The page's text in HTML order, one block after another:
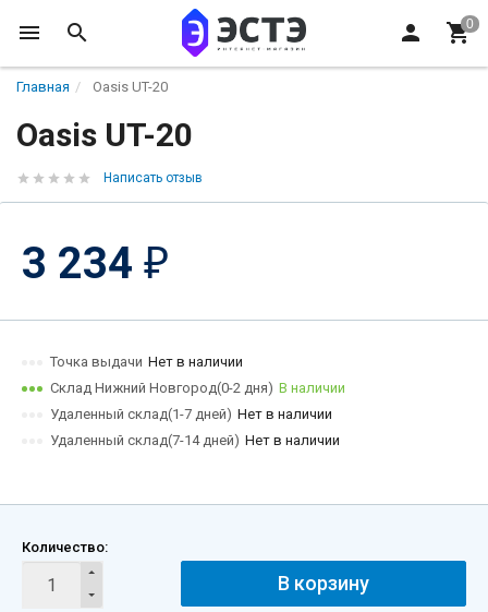
Главная Oasis UT-20
Oasis UT-20
Написать отзыв
3 234 ₽
Точка выдачи Нет в наличии
Склад Нижний Новгород(0-2 дня) В наличии
Удаленный склад(1-7 дней) Нет в наличии
Удаленный склад(7-14 дней) Нет в наличии
Количество:
В корзину